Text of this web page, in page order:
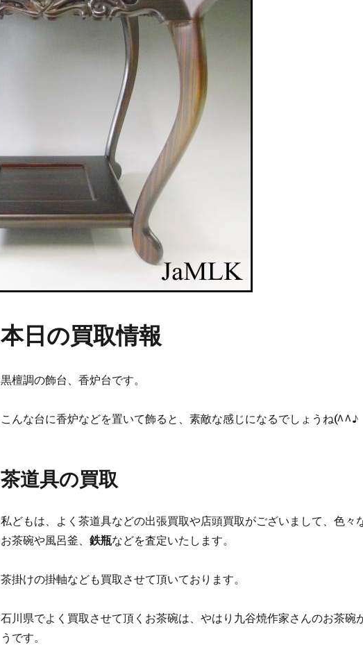
本日の買取情報
黒檀調の飾台、香炉台です。
こんな台に香炉などを置いて飾ると、素敵な感じになるでしょうね(^^♪
茶道具の買取
私どもは、よく茶道具などの出張買取や店頭買取がございまして、色々
お茶碗や風呂釜、 鉄瓶などを査定いたします。
茶掛けの掛軸なども買取させて頂いております。
石川県でよく買取させて頂くお茶碗は、やはり九谷焼作家さんのお茶碗
うです。